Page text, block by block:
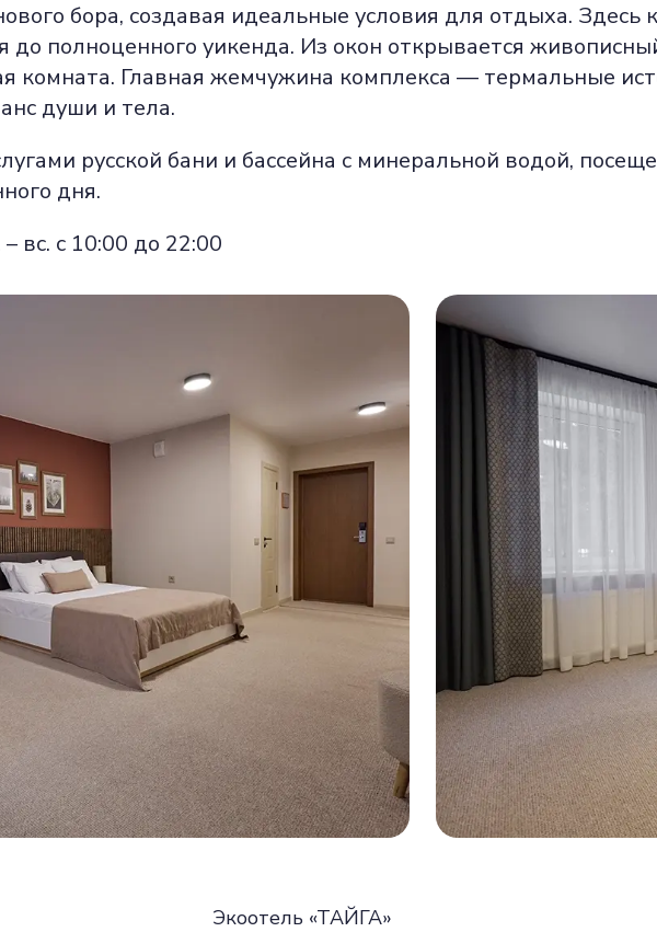
бора, создавая идеальные условия для отдыха.
полноценного уикенда. Из окон открывается
комната. Главная жемчужина комплекса — термальные
души и тела.
русской бани и бассейна с минеральной водой,
дня.
вс. с 10:00 до 22:00
Экоотель «ТАЙГА»